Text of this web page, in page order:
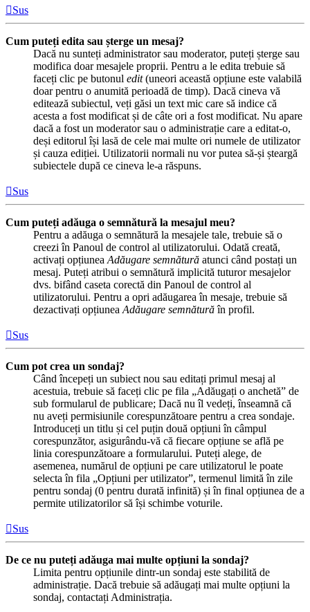
Sus
Cum puteți edita sau șterge un mesaj?
Dacă nu sunteți administrator sau moderator, puteți șterge sau
modifica doar mesajele proprii. Pentru a le edita trebuie să
faceți clic pe butonul edit(uneori această opțiune este valabilă
doar pentru o anumită perioadă de timp). Dacă cineva vă
editează subiectul, veți găsi un text mic care să indice că
acesta a fost modificat și de câte ori a fost modificat. Nu apare
dacă a fost un moderator sau o administrație care a editat-o,
deși editorul își lasă de cele mai multe ori numele de utilizator
și cauza ediției. Utilizatorii normali nu vor putea să-și șteargă
subiectele după ce cineva le-a răspuns.
Sus
Cum puteți adăuga o semnătură la mesajul meu?
Pentru a adăuga o semnătură la mesajele tale, trebuie să o
creezi în Panoul de control al utilizatorului. Odată creată,
activați opțiunea Adăugare semnătură atunci când postați un
mesaj. Puteți atribui o semnătură implicită tuturor mesajelor
dvs. bifând caseta corectă din Panoul de control al
utilizatorului. Pentru a opri adăugarea în mesaje, trebuie să
dezactivați opțiunea Adăugare semnăturăîn profil.
Sus
Cum pot crea un sondaj?
Când începeți un subiect nou sau editați primul mesaj al
acestuia, trebuie să faceți clic pe fila „Adăugați o anchetă” de
sub formularul de publicare; Dacă nu îl vedeți, înseamnă că
nu aveți permisiunile corespunzătoare pentru a crea sondaje.
Introduceți un titlu și cel puțin două opțiuni în câmpul
corespunzător, asigurându-vă că fiecare opțiune se află pe
linia corespunzătoare a formularului. Puteți alege, de
asemenea, numărul de opțiuni pe care utilizatorul le poate
selecta în fila „Opțiuni per utilizator”, termenul limită în zile
pentru sondaj (0 pentru durată infinită) și în final opțiunea de a
permite utilizatorilor să își schimbe voturile.
Sus
De ce nu puteți adăuga mai multe opțiuni la sondaj?
Limita pentru opțiunile dintr-un sondaj este stabilită de
administrație. Dacă trebuie să adăugați mai multe opțiuni la
sondaj, contactați Administrația.